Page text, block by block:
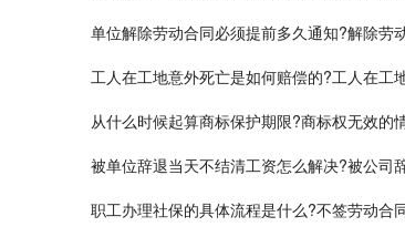
单位解除劳动合同必须提前多久通知?解除劳
工人在工地意外死亡是如何赔偿的?工人在工
从什么时候起算商标保护期限?商标权无效的
被单位辞退当天不结清工资怎么解决?被公司
职工办理社保的具体流程是什么?不签劳动合